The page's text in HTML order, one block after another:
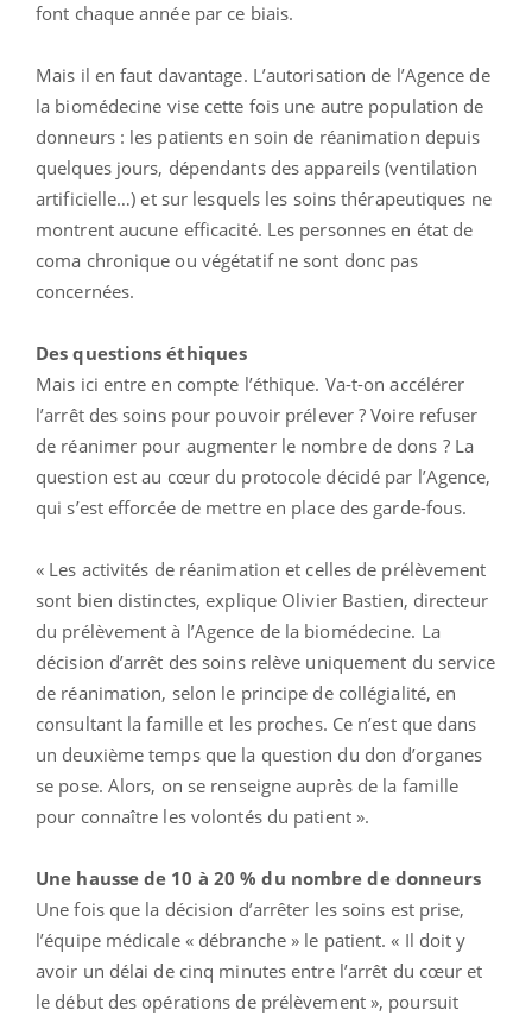
font chaque année par ce biais.
Mais il en faut davantage. L’autorisation de l’Agence de
la biomédecine vise cette fois une autre population de
donneurs : les patients en soin de réanimation depuis
quelques jours, dépendants des appareils (ventilation
artificielle…) et sur lesquels les soins thérapeutiques ne
montrent aucune efficacité. Les personnes en état de
coma chronique ou végétatif ne sont donc pas
concernées.
Des questions éthiques
Mais ici entre en compte l’éthique. Va-t-on accélérer
l’arrêt des soins pour pouvoir prélever ? Voire refuser
de réanimer pour augmenter le nombre de dons ? La
question est au cœur du protocole décidé par l’Agence,
qui s’est efforcée de mettre en place des garde-fous.
« Les activités de réanimation et celles de prélèvement
sont bien distinctes, explique Olivier Bastien, directeur
du prélèvement à l’Agence de la biomédecine. La
décision d’arrêt des soins relève uniquement du service
de réanimation, selon le principe de collégialité, en
consultant la famille et les proches. Ce n’est que dans
un deuxième temps que la question du don d’organes
se pose. Alors, on se renseigne auprès de la famille
pour connaître les volontés du patient ».
Une hausse de 10 à 20 % du nombre de donneurs
Une fois que la décision d’arrêter les soins est prise,
l’équipe médicale « débranche » le patient. « Il doit y
avoir un délai de cinq minutes entre l’arrêt du cœur et
le début des opérations de prélèvement », poursuit